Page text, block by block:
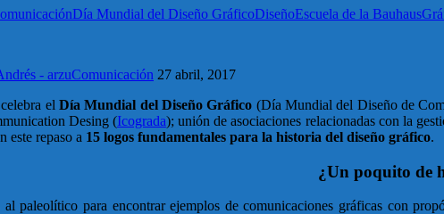
Día Mundial del Diseño GráficoDiseñoEscuela de la Bauhaus
- arzuComunicación 27 abril, 2017
el Día Mundial del Diseño Gráfico (Día Mundial del Diseño de
Desing (Icograda); unión de asociaciones relacionadas con la
este repaso a 15 logos fundamentales para la historia del diseño gráfico.
¿Un poquito de
paleolítico para encontrar ejemplos de comunicaciones gráficas con